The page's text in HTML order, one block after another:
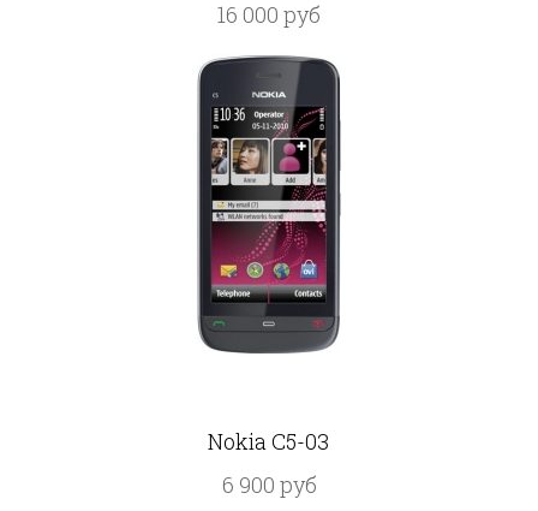
16 000 руб
Nokia C5-03
6 900 руб